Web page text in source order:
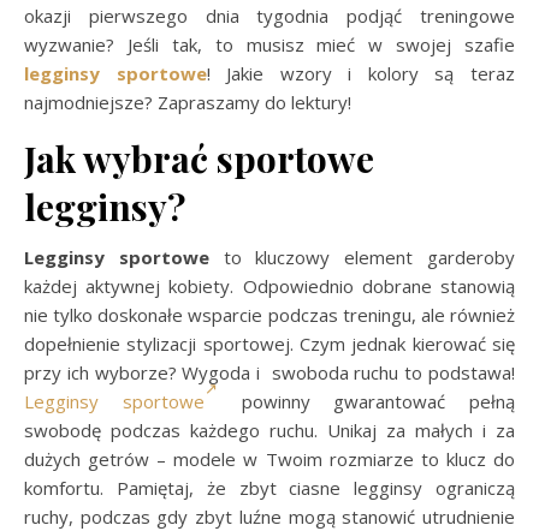
okazji pierwszego dnia tygodnia podjąć treningowe
wyzwanie? Jeśli tak, to musisz mieć w swojej szafie
legginsy sportowe! Jakie wzory i kolory są teraz
najmodniejsze? Zapraszamy do lektury!
Jak wybrać sportowe
legginsy?
Legginsy sportowe to kluczowy element garderoby
każdej aktywnej kobiety. Odpowiednio dobrane stanowią
nie tylko doskonałe wsparcie podczas treningu, ale również
dopełnienie stylizacji sportowej. Czym jednak kierować się
przy ich wyborze? Wygoda i swoboda ruchu to podstawa!
Legginsy sportowe
powinny gwarantować pełną
swobodę podczas każdego ruchu. Unikaj za małych i za
dużych getrów – modele w Twoim rozmiarze to klucz do
komfortu. Pamiętaj, że zbyt ciasne legginsy ograniczą
ruchy, podczas gdy zbyt luźne mogą stanowić utrudnienie